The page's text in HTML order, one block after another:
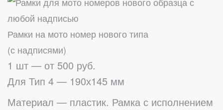
Рамки на мото номер нового типа
(с надписями)
1 шт — от 500 руб.
Для Тип 4 — 190х145 мм
Материал — пластик. Рамка с исполнением